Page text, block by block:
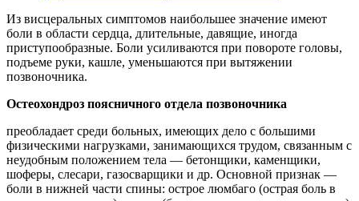
Из висцеральных симптомов наибольшее значение имеют
боли в области сердца, длительные, давящие, иногда
приступообразные. Боли усиливаются при повороте головы,
подъеме руки, кашле, уменьшаются при вытяжении
позвоночника.
Остеохондроз поясничного отдела позвоночника
преобладает среди больных, имеющих дело с большими
физическими нагрузками, занимающихся трудом, связанным с
неудобным положением тела — бетонщики, каменщики,
шоферы, слесари, газосварщики и др. Основной признак —
боли в нижней части спины: острое люмбаго (острая боль в